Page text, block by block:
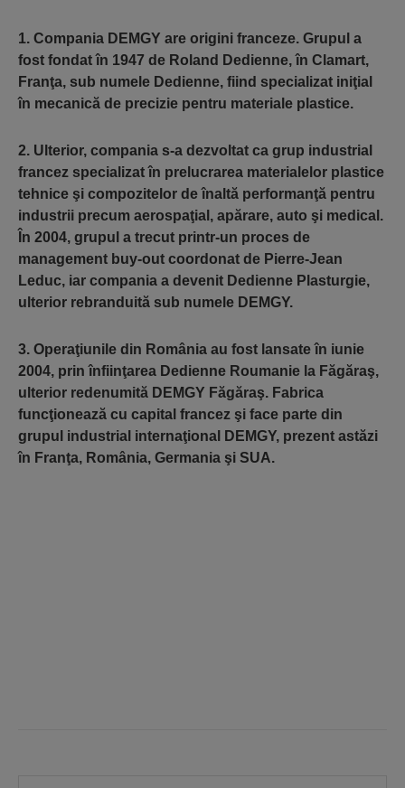
1. Compania DEMGY are origini franceze. Grupul a
fost fondat în 1947 de Roland Dedienne, în Clamart,
Franţa, sub numele Dedienne, fiind specializat iniţial
în mecanică de precizie pentru materiale plastice.
2. Ulterior, compania s-a dezvoltat ca grup industrial
francez specializat în prelucrarea materialelor plastice
tehnice şi compozitelor de înaltă performanţă pentru
industrii precum aerospaţial, apărare, auto şi medical.
În 2004, grupul a trecut printr-un proces de
management buy-out coordonat de Pierre-Jean
Leduc, iar compania a devenit Dedienne Plasturgie,
ulterior rebranduită sub numele DEMGY.
3. Operaţiunile din România au fost lansate în iunie
2004, prin înfiinţarea Dedienne Roumanie la Făgăraş,
ulterior redenumită DEMGY Făgăraş. Fabrica
funcţionează cu capital francez şi face parte din
grupul industrial internaţional DEMGY, prezent astăzi
în Franţa, România, Germania şi SUA.